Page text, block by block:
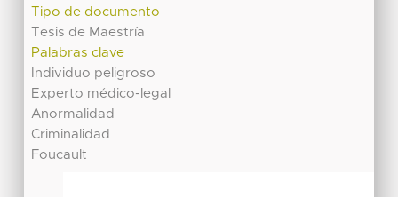
Tipo de documento
Tesis de Maestría
Palabras clave
Individuo peligroso
Experto médico-legal
Anormalidad
Criminalidad
Foucault